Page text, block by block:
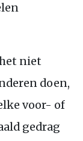
niet
doen,
voor- of
gedrag